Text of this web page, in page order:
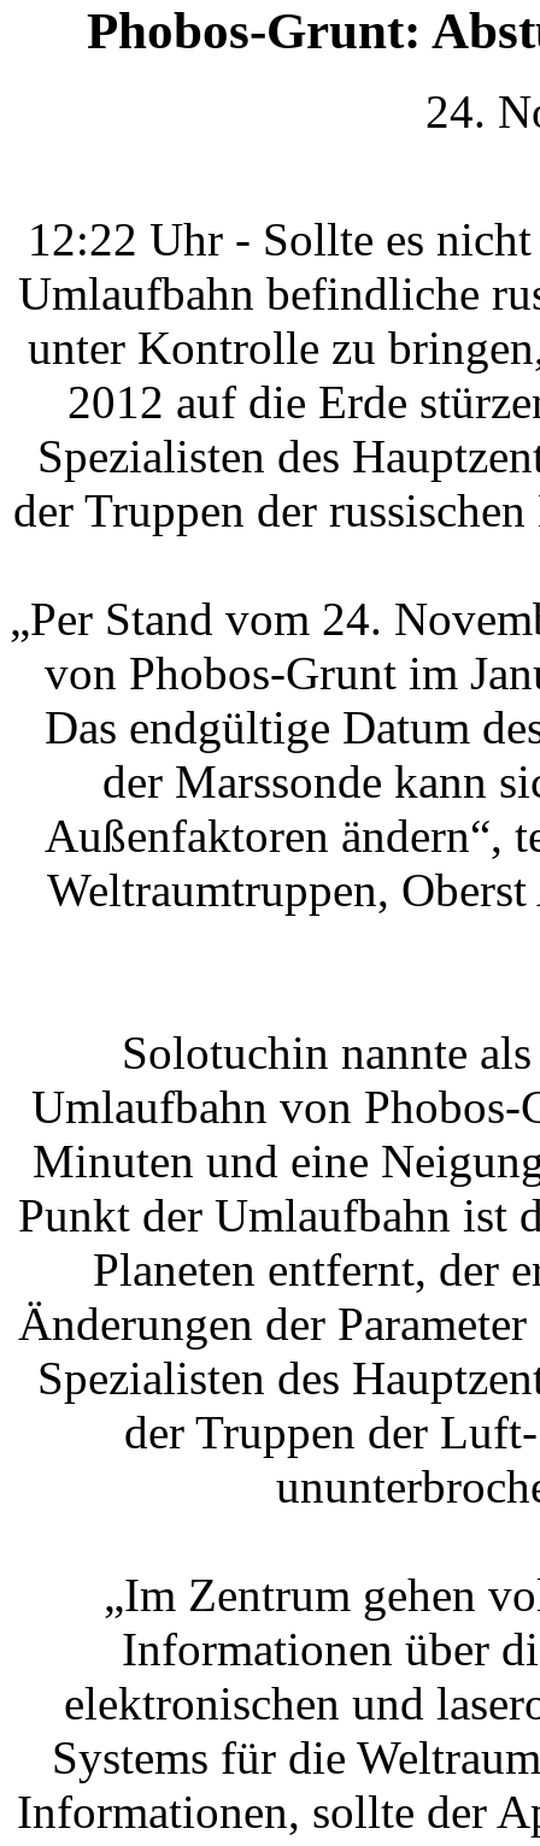
Phobos-Grunt:
24.
12:22 Uhr - Sollte es
Umlaufbahn befindliche
unter Kontrolle zu
2012 auf die Erde
Spezialisten des
der Truppen der
„Per Stand vom 24.
von Phobos-Grunt im
Das endgültige Datum
der Marssonde kann
Außenfaktoren ändern“,
Weltraumtruppen,
Solotuchin nannte
Umlaufbahn von
Minuten und eine
Punkt der Umlaufbahn ist
Planeten entfernt, der
Änderungen der
Spezialisten des
der Truppen der
„Im Zentrum gehen
Informationen über
elektronischen und
Systems für die
Informationen, sollte der